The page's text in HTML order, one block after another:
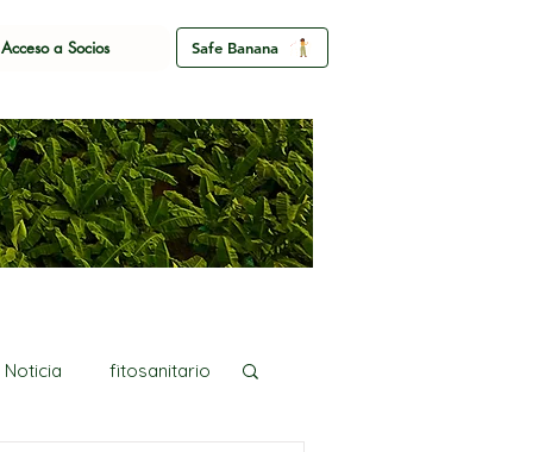
Acceso a Socios Safe Banana
Noticia fitosanitario